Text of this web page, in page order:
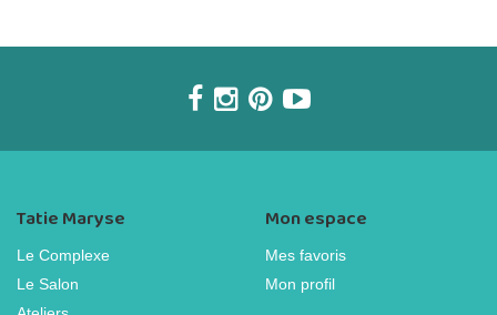
Tatie Maryse
Le Complexe
Le Salon
Mon espace
Mes favoris
Mon profil